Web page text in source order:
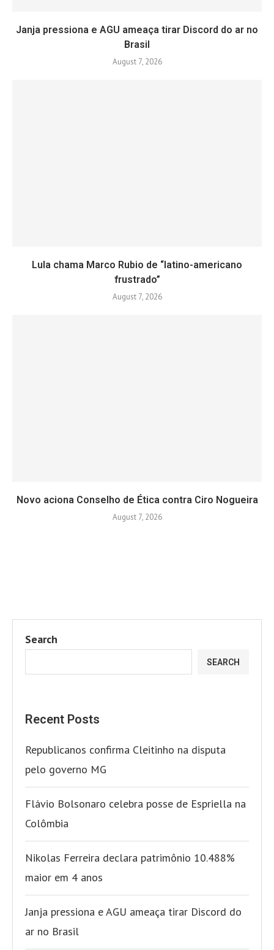
Janja pressiona e AGU ameaça tirar Discord do ar no
Brasil
August 7, 2026
Lula chama Marco Rubio de “latino-americano
frustrado”
August 7, 2026
Novo aciona Conselho de Ética contra Ciro Nogueira
August 7, 2026
Search
SEARCH
Recent Posts
Republicanos confirma Cleitinho na disputa
pelo governo MG
Flávio Bolsonaro celebra posse de Espriella na
Colômbia
Nikolas Ferreira declara patrimônio 10.488%
maior em 4 anos
Janja pressiona e AGU ameaça tirar Discord do
ar no Brasil